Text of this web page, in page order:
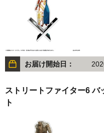
お届け開始日：
ストリートファイター6 バ
ト